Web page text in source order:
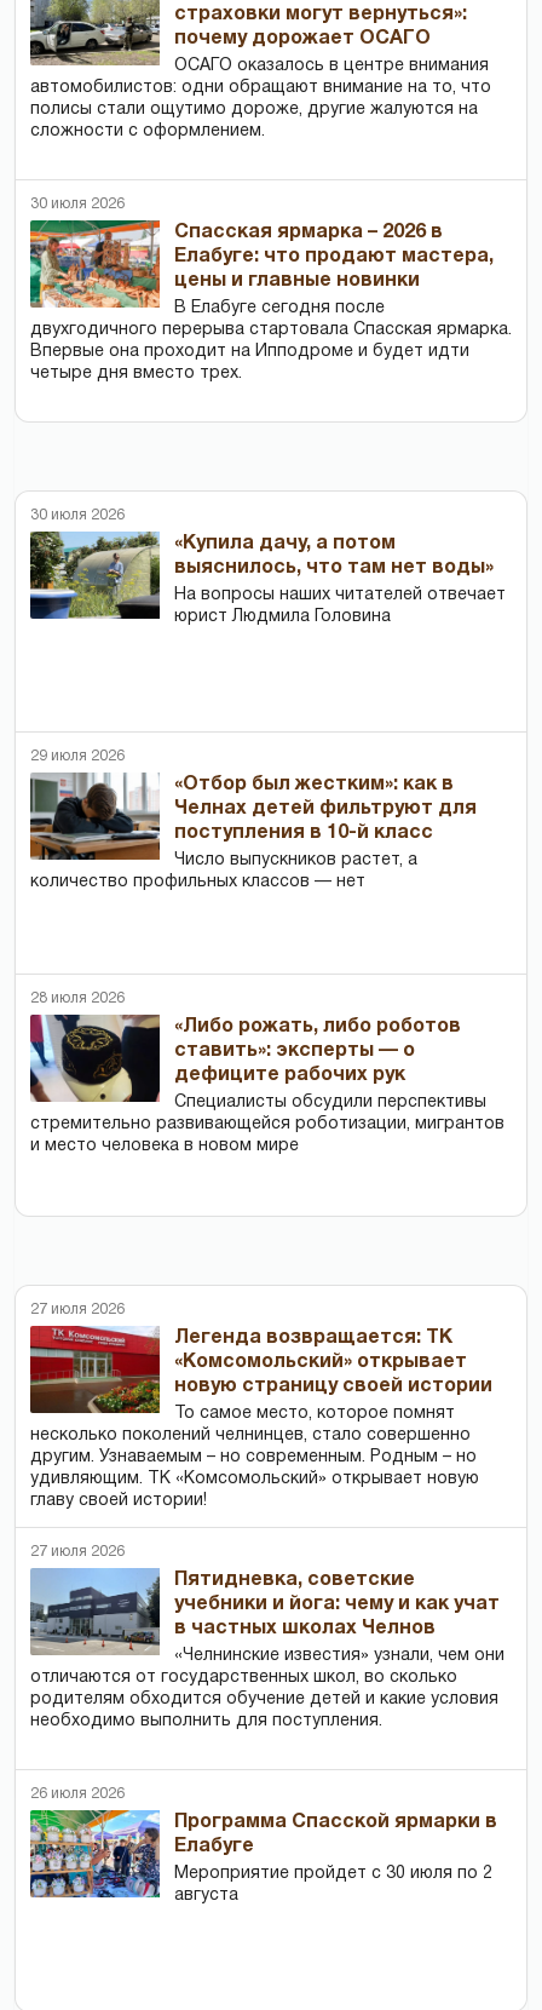
страховки могут вернуться»:
почему дорожает ОСАГО
ОСАГО оказалось в центре внимания
автомобилистов: одни обращают внимание на то, что
полисы стали ощутимо дороже, другие жалуются на
сложности с оформлением.
30 июля 2026
Спасская ярмарка – 2026 в
Елабуге: что продают мастера,
цены и главные новинки
В Елабуге сегодня после
двухгодичного перерыва стартовала Спасская ярмарка.
Впервые она проходит на Ипподроме и будет идти
четыре дня вместо трех.
30 июля 2026
«Купила дачу, а потом
выяснилось, что там нет воды»
На вопросы наших читателей отвечает
юрист Людмила Головина
29 июля 2026
«Отбор был жестким»: как в
Челнах детей фильтруют для
поступления в 10-й класс
Число выпускников растет, а
количество профильных классов — нет
28 июля 2026
«Либо рожать, либо роботов
ставить»: эксперты — о
дефиците рабочих рук
Специалисты обсудили перспективы
стремительно развивающейся роботизации, мигрантов
и место человека в новом мире
27 июля 2026
Легенда возвращается: ТК
«Комсомольский» открывает
новую страницу своей истории
То самое место, которое помнят
несколько поколений челнинцев, стало совершенно
другим. Узнаваемым – но современным. Родным – но
удивляющим. ТК «Комсомольский» открывает новую
главу своей истории!
27 июля 2026
Пятидневка, советские
учебники и йога: чему и как учат
в частных школах Челнов
«Челнинские известия» узнали, чем они
отличаются от государственных школ, во сколько
родителям обходится обучение детей и какие условия
необходимо выполнить для поступления.
26 июля 2026
Программа Спасской ярмарки в
Елабуге
Мероприятие пройдет с 30 июля по 2
августа